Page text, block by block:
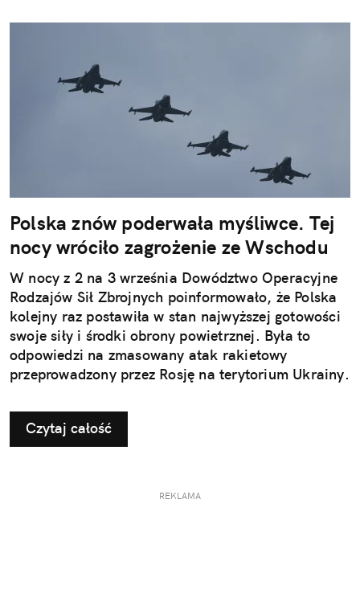
Polska znów poderwała myśliwce. Tej
nocy wróciło zagrożenie ze Wschodu
W nocy z 2 na 3 września Dowództwo Operacyjne
Rodzajów Sił Zbrojnych poinformowało, że Polska
kolejny raz postawiła w stan najwyższej gotowości
swoje siły i środki obrony powietrznej. Była to
odpowiedzi na zmasowany atak rakietowy
przeprowadzony przez Rosję na terytorium Ukrainy.
Czytaj całość
REKLAMA